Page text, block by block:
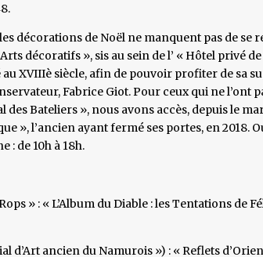
décorations de Noël ne manquent pas de se
décoratifs », sis au sein de l’ « Hôtel privé
XVIIIè siècle, afin de pouvoir profiter de sa
Fabrice Giot. Pour ceux qui ne l’ont
des Bateliers », nous avons accès, depuis le
», l’ancien ayant fermé ses portes, en 2018.
: de 10h à 18h.
» : « L’Album du Diable : les Tentations de
d’Art ancien du Namurois ») : « Reflets